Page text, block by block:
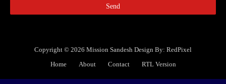
Copyright © 2026 Mission Sandesh Design By: RedPixel
Home
About Contact RTL Version